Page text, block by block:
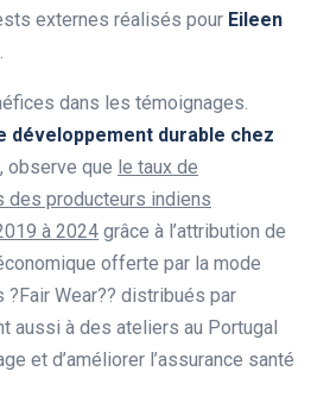
externes réalisés pour Eileen
dans les témoignages.
développement durable chez
, observe que le taux de
des producteurs indiens
à 2024 grâce à l’attribution de
offerte par la mode
Wear?? distribués par
aussi à des ateliers au Portugal
et d’améliorer l’assurance santé